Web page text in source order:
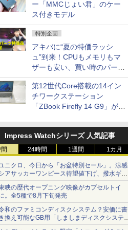
ー「MMCじょい君」のケー
ス付きモデル
特別企画
アキバに“夏の特価ラッシ
ュ”到来！CPUもメモリもマ
ザーも安い、買い時のパーツ
は？【8月7日(金)22時配信】
第12世代Core搭載の14イン
チワークステーション
「ZBook Firefly 14 G9」が
セール
Impress Watchシリーズ 人気記事
24時間 1週間 1カ月
ニクロ、今日から「お盆特別セール」。涼感
アサッカーワンピース待望値下げ、撥水ギア
ョーツは1990円に
映の歴代オープニング映像がカプセルトイ
。全5種で8月下旬発売
和のファミコンディスクシステム？安価に書
換え可能なGB用「しましまディスクシステ
」